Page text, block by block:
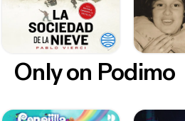
Only on Podimo